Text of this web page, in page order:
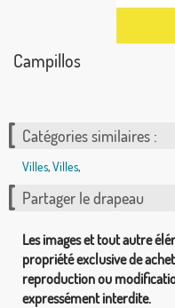
Campillos
Catégories similaires :
Villes,Villes,
Partager le drapeau
Les images et tout autre
propriété exclusive de
reproduction ou
expressément interdite.